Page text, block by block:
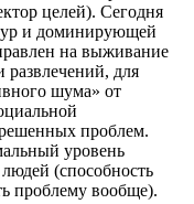
целей). Сегодня
и доминирующей
на выживание
развлечений, для
шума» от
проблем.
уровень
(способность
проблему вообще).